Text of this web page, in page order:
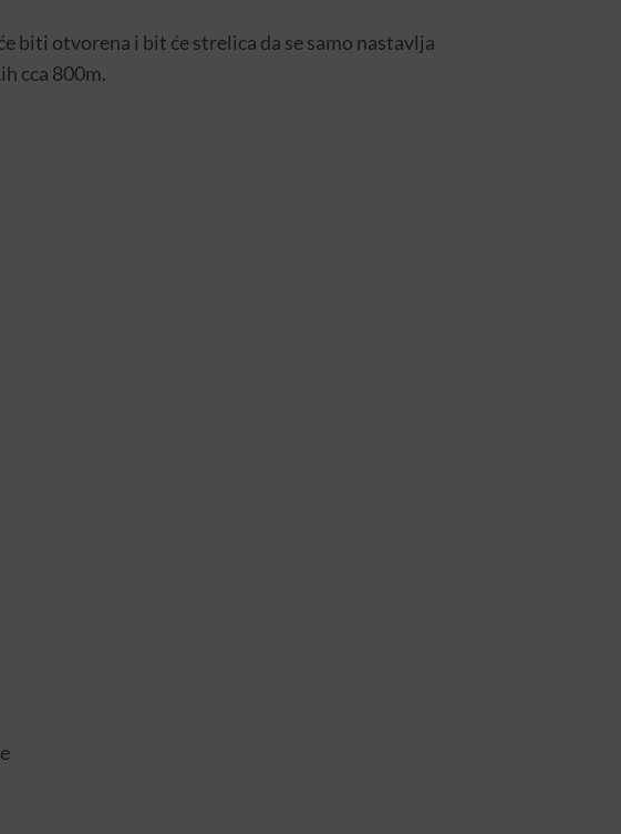
biti otvorena i bit će strelica da se samo nastavlja
cca 800m.